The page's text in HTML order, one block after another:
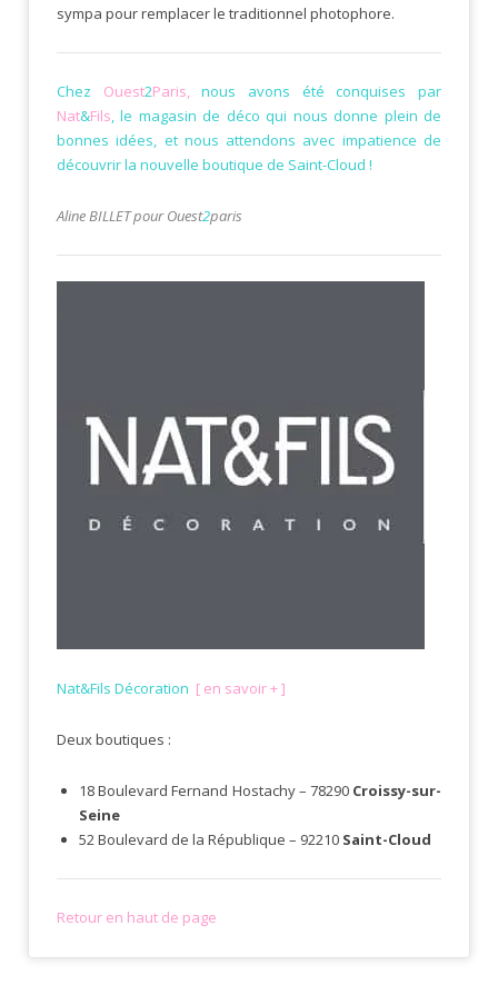
sympa pour remplacer le traditionnel photophore.
Chez Ouest2Paris,nous avons été conquises par
Nat&Fils, le magasin de déco qui nous donne plein de
bonnes idées, et nous attendons avec impatience de
découvrir la nouvelle boutique de Saint-Cloud !
Aline BILLET pour Ouest2paris
Nat&Fils Décoration [ en savoir + ]
Deux boutiques :
18 Boulevard Fernand Hostachy – 78290Croissy-sur-
Seine
52 Boulevard de la République – 92210 Saint-Cloud
Retour en haut de page